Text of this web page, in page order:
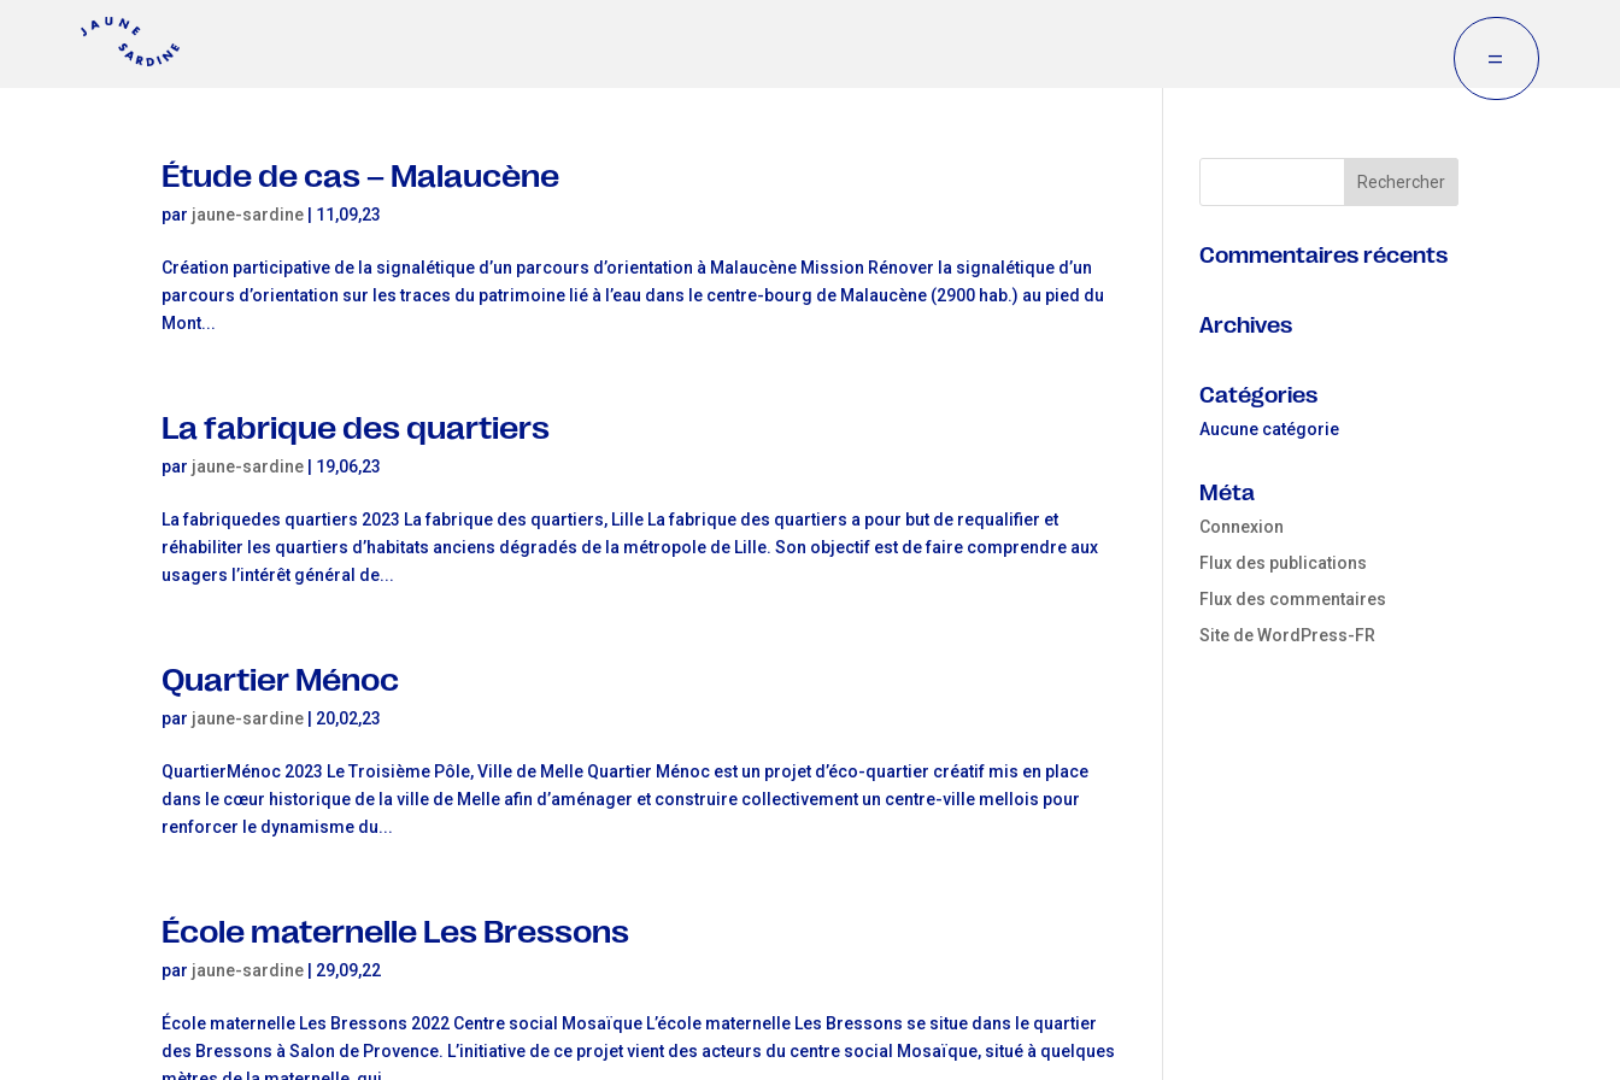
=
Étude de cas – Malaucène
par jaune-sardine 11,09,23
Création participative de la signalétique d’un parcours d’orientation à Malaucène Mission Rénover la signalétique d’un
parcours d’orientation sur les traces du patrimoine lié à l’eau dans le centre-bourg de Malaucène (2900 hab.) au pied du
Mont...
La fabrique des quartiers
par jaune-sardine 19,06,23
La fabriquedes quartiers 2023 La fabrique des quartiers, Lille La fabrique des quartiers a pour but de requalifier et
réhabiliter les quartiers d’habitats anciens dégradés de la métropole de Lille. Son objectif est de faire comprendre aux
usagers l’intérêt général de...
Quartier Ménoc
par jaune-sardine 20,02,23
QuartierMénoc 2023 Le Troisième Pôle, Ville de Melle Quartier Ménoc est un projet d’éco-quartier créatif mis en place
dans le cœur historique de la ville de Melle afin d’aménager et construire collectivement un centre-ville mellois pour
renforcer le dynamisme du...
École maternelle Les Bressons
par jaune-sardine 29,09,22
École maternelle Les Bressons 2022 Centre social Mosaïque L’école maternelle Les Bressons se situe dans le quartier
des Bressons à Salon de Provence. L’initiative de ce projet vient des acteurs du centre social Mosaïque, situé à quelques
Commentaires récents
Archives
Catégories
Aucune catégorie
Méta
Connexion
Flux des publications
Flux des commentaires
Site de WordPress-FR